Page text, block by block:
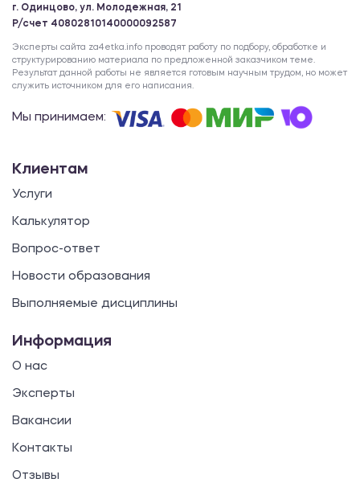
г. Одинцово, ул. Молодежная, 21
Р/счет 40802810140000092587
Эксперты сайта za4etka.info проводят работу по подбору, обработке и
структурированию материала по предложенной заказчиком теме.
Результат данной работы не является готовым научным трудом, но может
служить источником для его написания.
Мы принимаем:
Клиентам
Услуги
Калькулятор
Вопрос-ответ
Новости образования
Выполняемые дисциплины
Информация
О нас
Эксперты
Вакансии
Контакты
Отзывы